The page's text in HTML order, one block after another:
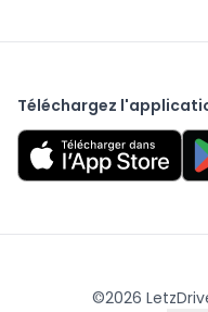
Téléchargez
©2026